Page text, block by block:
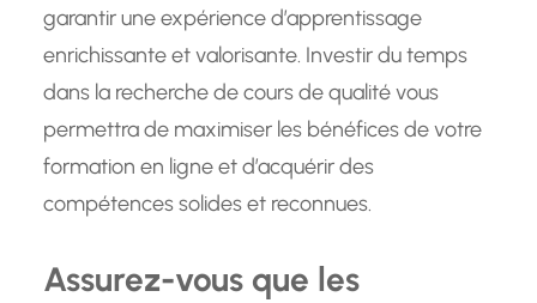
garantir une expérience d’apprentissage
enrichissante et valorisante. Investir du temps
dans la recherche de cours de qualité vous
permettra de maximiser les bénéfices de votre
formation en ligne et d’acquérir des
compétences solides et reconnues.
Assurez-vous que les